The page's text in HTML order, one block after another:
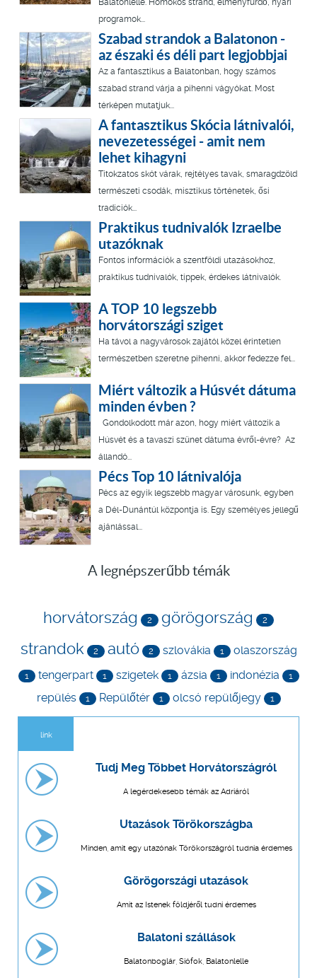
Balatonlelle. Homokos strand, élményfürdő, nyári
programok...
Szabad strandok a Balatonon -
az északi és déli part legjobbjai
Az a fantasztikus a Balatonban, hogy számos
szabad strand várja a pihenni vágyókat. Most
térképen mutatjuk...
A fantasztikus Skócia látnivalói,
nevezetességei - amit nem
lehet kihagyni
Titokzatos skót várak, rejtélyes tavak, smaragdzöld
természeti csodák, misztikus történetek, ősi
tradíciók...
Praktikus tudnivalók Izraelbe
utazóknak
Fontos információk a szentföldi utazásokhoz,
praktikus tudnivalók, tippek, érdekes látnivalók.
A TOP 10 legszebb
horvátországi sziget
Ha távol a nagyvárosok zajától közel érintetlen
természetben szeretne pihenni, akkor fedezze fel...
Miért változik a Húsvét dátuma
minden évben ?
Gondolkodott már azon, hogy miért változik a
Húsvét és a tavaszi szünet dátuma évről-évre? Az
állandó...
Pécs Top 10 látnivalója
Pécs az egyik legszebb magyar városunk, egyben
a Dél-Dunántúl központja is. Egy személyes jellegű
ajánlással...
A legnépszerűbb témák
horvátország 2 görögország 2
strandok 2 autó 2 szlovákia 1 olaszország
1 tengerpart 1 szigetek 1 ázsia 1 indonézia 1
repülés 1 Repülőtér 1 olcsó repülőjegy 1
link
Tudj Meg Többet Horvátországról
A legérdekesebb témák az Adriáról
Utazások Törökországba
Minden, amit egy utazónak Törökországról tudnia érdemes
Görögországi utazások
Amit az Istenek földjéről tudni érdemes
Balatoni szállások
Balatonboglár, Siófok, Balatonlelle